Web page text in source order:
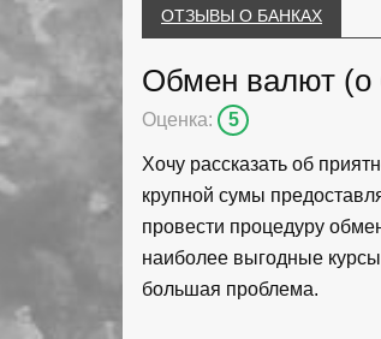
ОТЗЫВЫ О БАНКАХ
Обмен валют (о
Оценка: 5
Хочу рассказать об
крупной сумы
провести процедуру
наиболее выгодные
большая проблема.